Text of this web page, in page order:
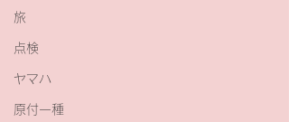
旅
点検
ヤマハ
原付一種